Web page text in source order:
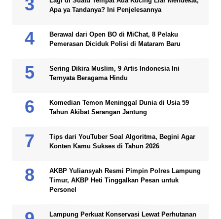
Apa ya Tandanya? Ini Penjelesannya
Berawal dari Open BO di MiChat, 8 Pelaku
Pemerasan Diciduk Polisi di Mataram Baru
Sering Dikira Muslim, 9 Artis Indonesia Ini
Ternyata Beragama Hindu
Komedian Temon Meninggal Dunia di Usia 59
Tahun Akibat Serangan Jantung
Tips dari YouTuber Soal Algoritma, Begini Agar
Konten Kamu Sukses di Tahun 2026
AKBP Yuliansyah Resmi Pimpin Polres Lampung
Timur, AKBP Heti Tinggalkan Pesan untuk
Personel
Lampung Perkuat Konservasi Lewat Perhutanan